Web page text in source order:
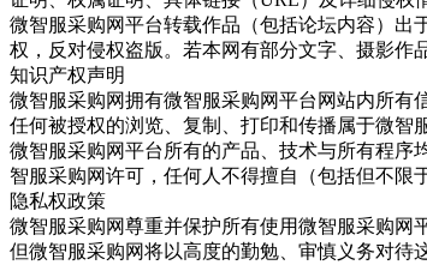
微智服采购网平台转载作品（包括论坛内容）出
权，反对侵权盗版。若本网有部分文字、摄影作
知识产权声明
微智服采购网拥有微智服采购网平台网站内所有
任何被授权的浏览、复制、打印和传播属于微智
微智服采购网平台所有的产品、技术与所有程
智服采购网许可，任何人不得擅自（包括但不限
隐私权政策
微智服采购网尊重并保护所有使用微智服采购网
但微智服采购网将以高度的勤勉、审慎义务对待